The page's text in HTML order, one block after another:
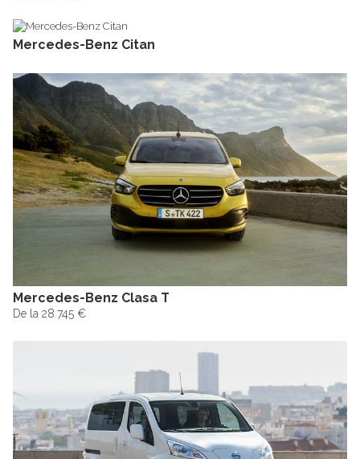
Mercedes-Benz Citan
Mercedes-Benz Clasa T
De la 28.745 €